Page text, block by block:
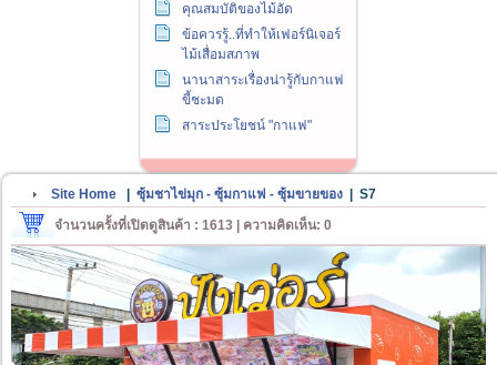
คุณสมบัติของไม้อัด
ข้อควรรู้..ที่ทำให้เฟอร์นิเจอร์
ไม้เสื่อมสภาพ
นานาสาระเรื่องน่ารู้กับกาแฟ
ขี้ชะมด
สาระประโยชน์ "กาแฟ"
Site Home ซุ้มชาไข่มุก - ซุ้มกาแฟ - ซุ้มขายของ
S7
จำนวนครั้งที่เปิดดูสินค้า : 1613 | ความคิดเห็น: 0